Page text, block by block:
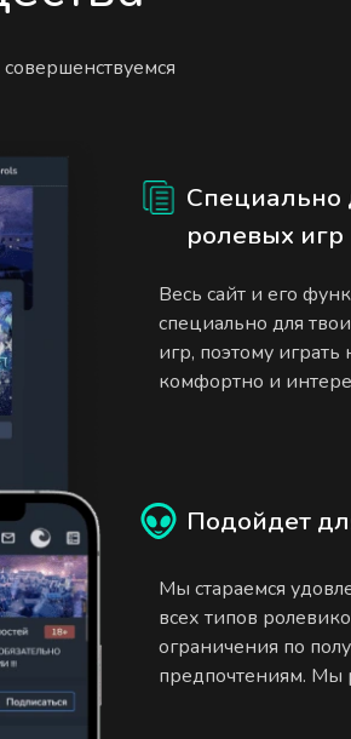
Специально
ролевых игр
Весь сайт и его
специально для
игр, поэтому
комфортно и
Подойдет
Мы стараемся
всех типов
ограничения по
предпочтениям. Мы